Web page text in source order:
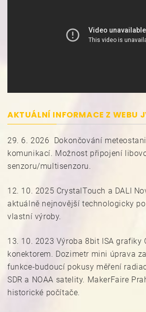
AKTUÁLNÍ INFORMACE Z WEBU
29. 6. 2026 Dokončování
komunikací. Možnost připojení
senzoru/multisenzoru.
12. 10. 2025 CrystalTouch a DALI
aktuálně nejnovější technologicky
vlastní výroby.
13. 10. 2023 Výroba 8bit ISA grafiky
konektorem. Dozimetr mini úprava
funkce-budoucí pokusy měření
SDR a NOAA satelity. MakerFaire
historické počítače.